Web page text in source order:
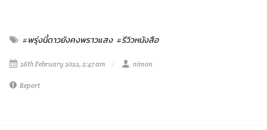
#พรุ่งนี้ดาวยังคงพราวแสง #รีวิวหนังสือ
26th February 2022, 2:47 am nimon
Report